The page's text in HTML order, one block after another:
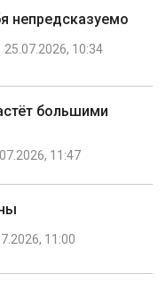
непредсказуемо
25.07.2026, 10:34
большими
11:47
11:00